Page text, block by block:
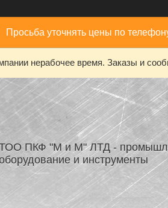
Просьба уточнять цены по
нерабочее время. Заказы и
ПКФ "М и М" ЛТД -
и инструменты